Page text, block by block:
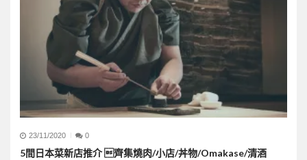
23/11/2020 0
5間日本菜新店推介 齊集燒肉/小店/丼物/Omakase/清酒